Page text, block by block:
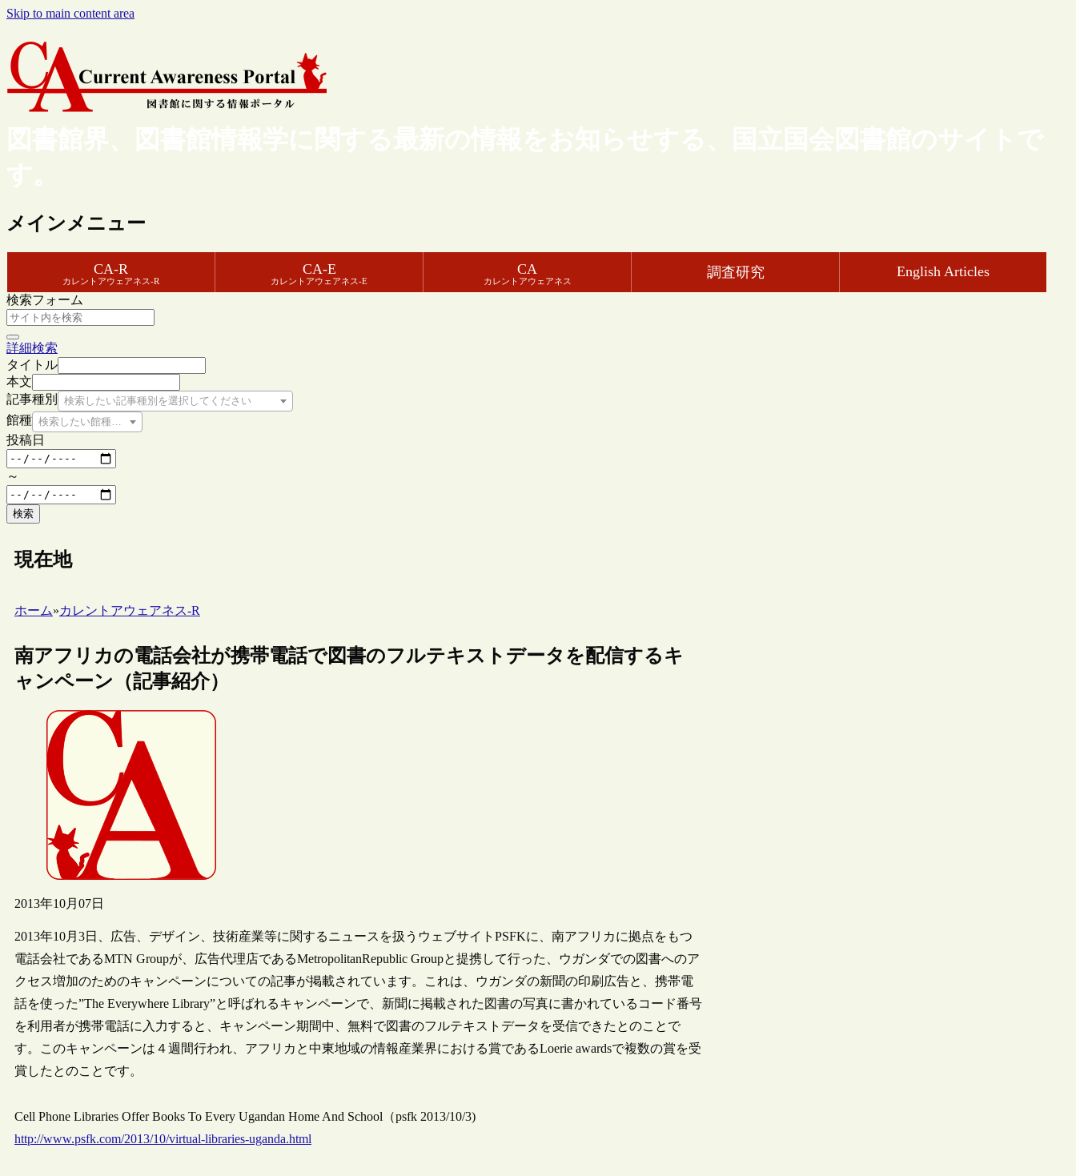
Skip to main content area
図書館界、図書館情報学に関する最新の情報をお知らせする、国立国会図書館のサイトで
す。
メインメニュー
CA-R
カレントアウェアネス-R
CA-E
カレントアウェアネス-E
CA
カレントアウェアネス
調査研究 English Articles
検索フォーム
詳細検索
タイトル
本文
記事種別
検索したい記事種別を選択してください
館種 検索したい館種を選択してください
投稿日
～
検索
現在地
ホーム»カレントアウェアネス-R
南アフリカの電話会社が携帯電話で図書のフルテキストデータを配信するキ
ャンペーン（記事紹介）
2013年10月07日
2013年10月3日、広告、デザイン、技術産業等に関するニュースを扱うウェブサイトPSFKに、南アフリカに拠点をもつ
電話会社であるMTN Groupが、広告代理店であるMetropolitanRepublic Groupと提携して行った、ウガンダでの図書へのア
クセス増加のためのキャンペーンについての記事が掲載されています。これは、ウガンダの新聞の印刷広告と、携帯電
話を使った”The Everywhere Library”と呼ばれるキャンペーンで、新聞に掲載された図書の写真に書かれているコード番号
を利用者が携帯電話に入力すると、キャンペーン期間中、無料で図書のフルテキストデータを受信できたとのことで
す。このキャンペーンは４週間行われ、アフリカと中東地域の情報産業界における賞であるLoerie awardsで複数の賞を受
賞したとのことです。
Cell Phone Libraries Offer Books To Every Ugandan Home And School（psfk 2013/10/3)
http://www.psfk.com/2013/10/virtual-libraries-uganda.html